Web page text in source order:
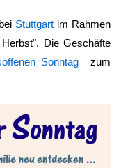
Stuttgart im Rahmen
Die Geschäfte
Sonntagzum